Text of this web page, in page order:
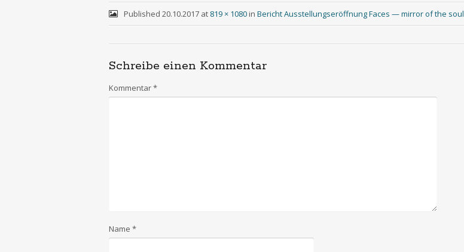
Published 20.10.2017at 819 × 1080in Bericht Ausstellungseröffnung Faces — mirror of the soul
Schreibe einen Kommentar
Kommentar*
Name *